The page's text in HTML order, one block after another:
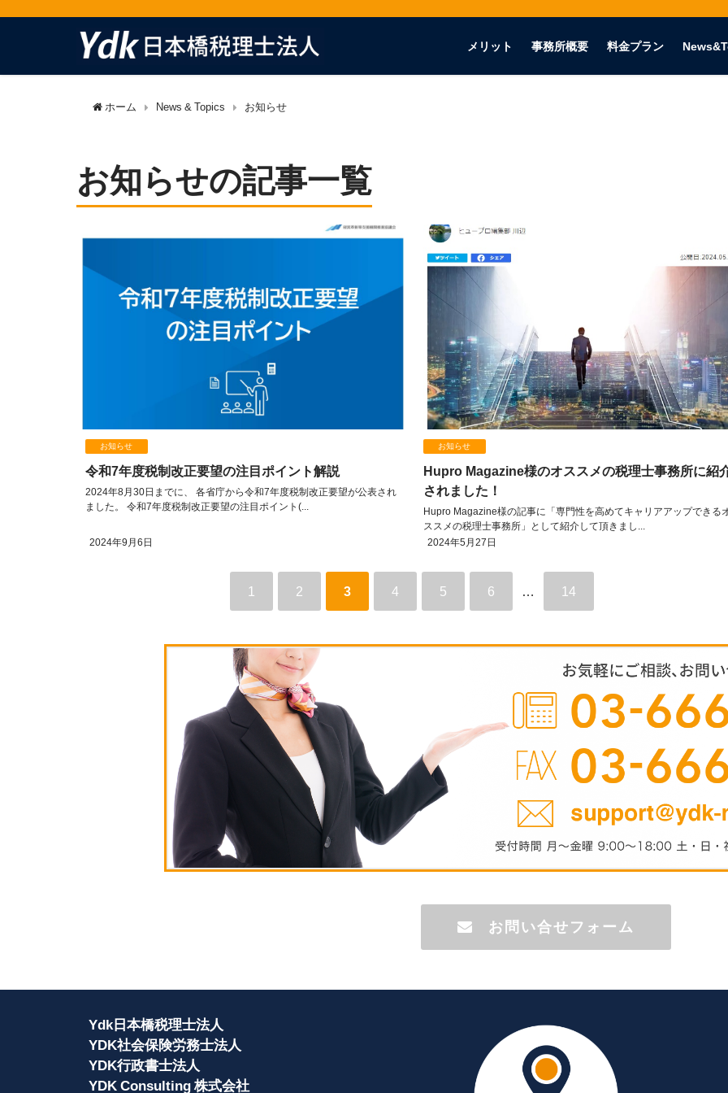
メリット 事務所概要 料金プラン
ホーム News & Topics お知らせ
お知らせの記事一覧
お知らせ
令和7年度税制改正要望の注目ポイント解説
2024年8月30日までに、 各省庁から令和7年度税制改正要望が公表され
ました。 令和7年度税制改正要望の注目ポイント(...
2024年9月6日
お知らせ
Hupro Magazine様のオススメの税理士事務所に紹
されました！
Hupro Magazine様の記事に「専門性を高めてキャリアアップできる
ススメの税理士事務所」として紹介して頂きまし...
2024年5月27日
1 2 3 4 5 6 14
お問い合せフォーム
Ydk日本橋税理士法人
YDK社会保険労務士法人
YDK行政書士法人
YDK Consulting 株式会社